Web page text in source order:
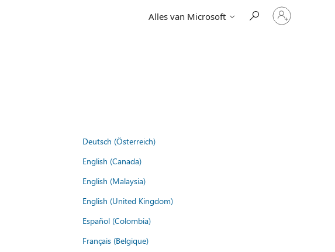
Alles van Microsoft
Meld
je
aan
Deutsch (Österreich)
English (Canada)
English (Malaysia)
English (United Kingdom)
Español (Colombia)
Français (Belgique)